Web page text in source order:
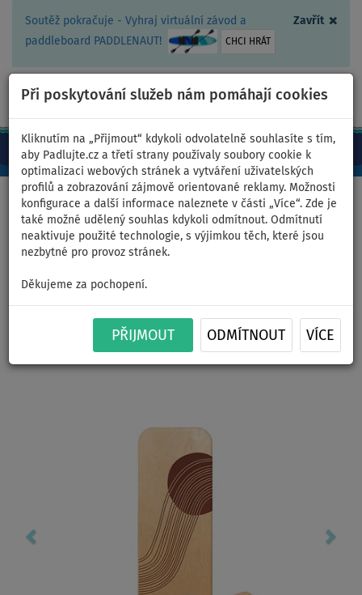
Zavřít ×
Soutěž pokračuje - Vyhraj virtuální závod a
paddleboard PADDLENAUT!
CHCI HRÁT
Při poskytování služeb nám pomáhají cookies
Kliknutím na „Přijmout“ kdykoli odvolatelně souhlasíte s tím,
aby Padlujte.cz a třetí strany používaly soubory cookie k
optimalizaci webových stránek a vytváření uživatelských
profilů a zobrazování zájmově orientované reklamy. Možnosti
konfigurace a další informace naleznete v části „Více“. Zde je
také možné udělený souhlas kdykoli odmítnout. Odmítnutí
neaktivuje použité technologie, s výjimkou těch, které jsou
nezbytné pro provoz stránek.
Děkujeme za pochopení.
PŘIJMOUT ODMÍTNOUT VÍCE
CZ/Kč +420 467 409 090 0ks
Domů >Příslušenství
Balanční deska MOAI Big
Kahuna
Next